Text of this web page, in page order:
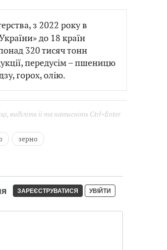
з 2022 року в
до 18 країн
320 тисяч тонн
передусім – пшеницю
горох, олію.
виділіть її та натисніть Ctrl+Enter
зерно